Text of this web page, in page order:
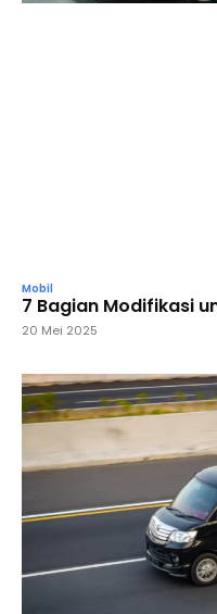
Mobil
7 Bagian Modifikasi
20 Mei 2025